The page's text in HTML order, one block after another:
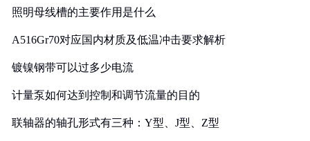
照明母线槽的主要作用是什么
A516Gr70对应国内材质及低温冲击要求解析
镀镍钢带可以过多少电流
计量泵如何达到控制和调节流量的目的
联轴器的轴孔形式有三种：Y型、J型、Z型